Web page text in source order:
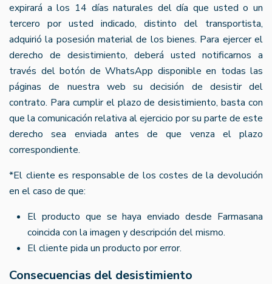
expirará a los 14 días naturales del día que usted o un
tercero por usted indicado, distinto del transportista,
adquirió la posesión material de los bienes. Para ejercer el
derecho de desistimiento, deberá usted notificarnos a
través del botón de WhatsApp disponible en todas las
páginas de nuestra web su decisión de desistir del
contrato. Para cumplir el plazo de desistimiento, basta con
que la comunicación relativa al ejercicio por su parte de este
derecho sea enviada antes de que venza el plazo
correspondiente.
*El cliente es responsable de los costes de la devolución
en el caso de que:
El producto que se haya enviado desde Farmasana
coincida con la imagen y descripción del mismo.
El cliente pida un producto por error.
Consecuencias del desistimiento